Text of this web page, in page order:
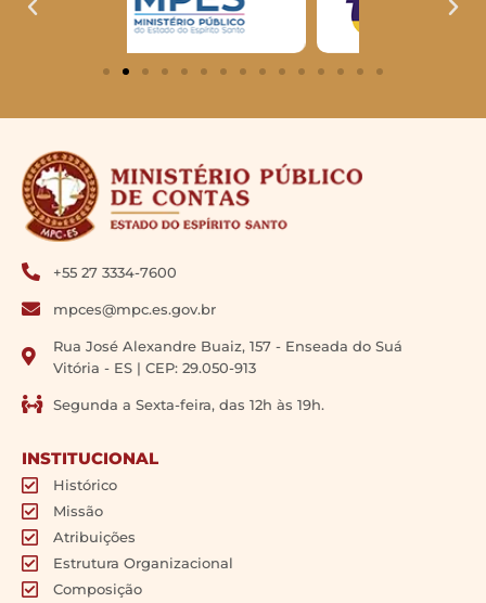
+55 27 3334-7600
mpces@mpc.es.gov.br
Rua José Alexandre Buaiz, 157 - Enseada do Suá
Vitória - ES | CEP: 29.050-913
Segunda a Sexta-feira, das 12h às 19h.
INSTITUCIONAL
Histórico
Missão
Atribuições
Estrutura Organizacional
Composição